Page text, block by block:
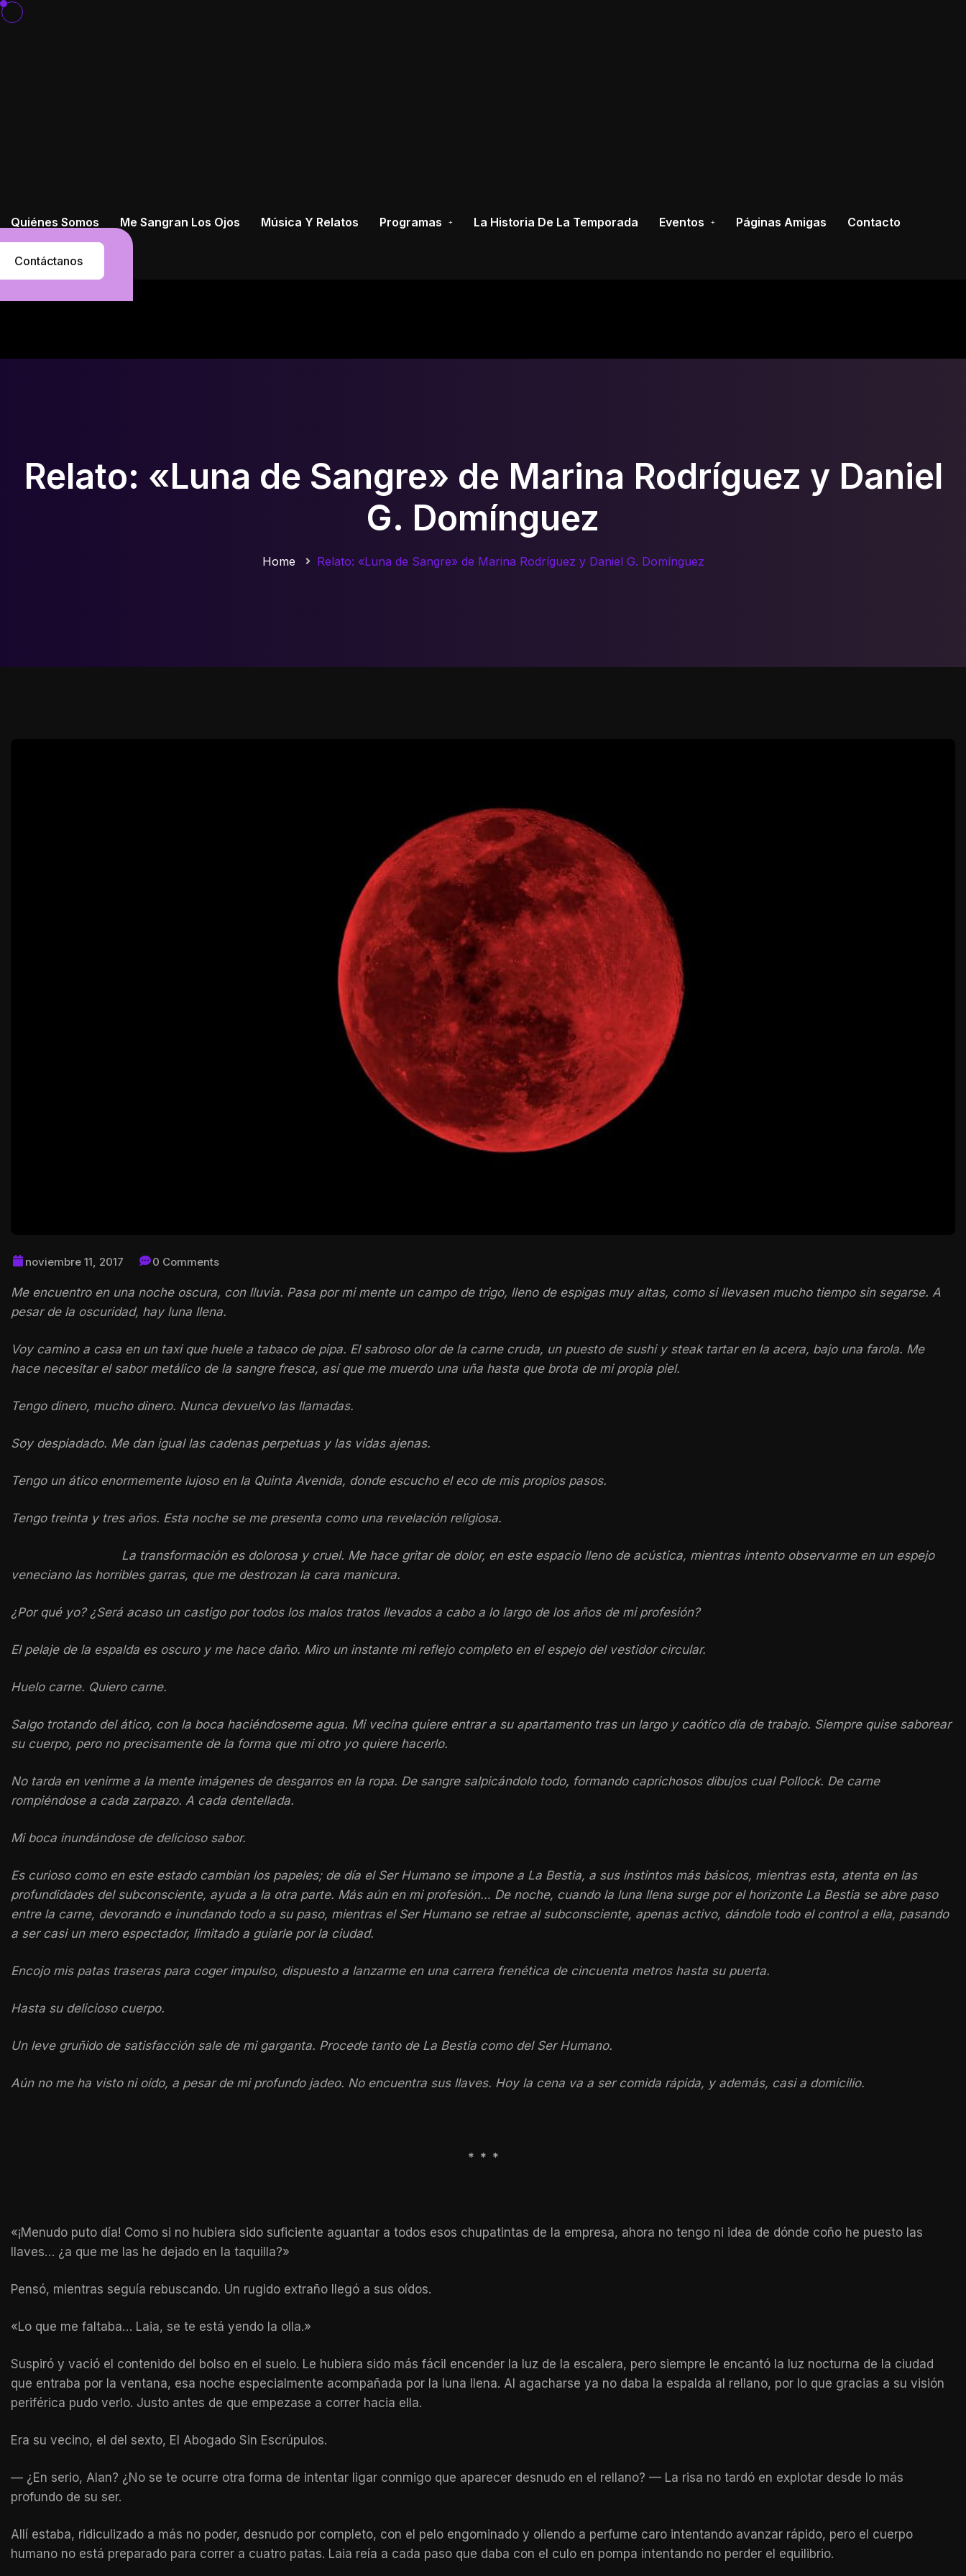
Quiénes Somos Me Sangran Los Ojos Música Y Relatos Programas La Historia De La Temporada Eventos Páginas Amigas Contacto
Contáctanos
Contáctanos
Relato: «Luna de Sangre» de Marina Rodríguez y Daniel
G. Domínguez
Home Relato: «Luna de Sangre» de Marina Rodríguez y Daniel G. Domínguez
noviembre 11, 2017 0 Comments
Me encuentro en una noche oscura, con lluvia. Pasa por mi mente un campo de trigo, lleno de espigas muy altas, como si llevasen mucho tiempo sin segarse. A
pesar de la oscuridad, hay luna llena.
Voy camino a casa en un taxi que huele a tabaco de pipa. El sabroso olor de la carne cruda, un puesto de sushi y steak tartar en la acera, bajo una farola. Me
hace necesitar el sabor metálico de la sangre fresca, así que me muerdo una uña hasta que brota de mi propia piel.
Tengo dinero, mucho dinero. Nunca devuelvo las llamadas.
Soy despiadado. Me dan igual las cadenas perpetuas y las vidas ajenas.
Tengo un ático enormemente lujoso en la Quinta Avenida, donde escucho el eco de mis propios pasos.
Tengo treinta y tres años. Esta noche se me presenta como una revelación religiosa.
La transformación es dolorosa y cruel. Me hace gritar de dolor, en este espacio lleno de acústica, mientras intento observarme en un espejo
veneciano las horribles garras, que me destrozan la cara manicura.
¿Por qué yo? ¿Será acaso un castigo por todos los malos tratos llevados a cabo a lo largo de los años de mi profesión?
El pelaje de la espalda es oscuro y me hace daño. Miro un instante mi reflejo completo en el espejo del vestidor circular.
Huelo carne. Quiero carne.
Salgo trotando del ático, con la boca haciéndoseme agua. Mi vecina quiere entrar a su apartamento tras un largo y caótico día de trabajo. Siempre quise saborear
su cuerpo, pero no precisamente de la forma que mi otro yo quiere hacerlo.
No tarda en venirme a la mente imágenes de desgarros en la ropa. De sangre salpicándolo todo, formando caprichosos dibujos cual Pollock. De carne
rompiéndose a cada zarpazo. A cada dentellada.
Mi boca inundándose de delicioso sabor.
Es curioso como en este estado cambian los papeles; de día el Ser Humano se impone a La Bestia, a sus instintos más básicos, mientras esta, atenta en las
profundidades del subconsciente, ayuda a la otra parte. Más aún en mi profesión… De noche, cuando la luna llena surge por el horizonte La Bestia se abre paso
entre la carne, devorando e inundando todo a su paso, mientras el Ser Humano se retrae al subconsciente, apenas activo, dándole todo el control a ella, pasando
a ser casi un mero espectador, limitado a guiarle por la ciudad.
Encojo mis patas traseras para coger impulso, dispuesto a lanzarme en una carrera frenética de cincuenta metros hasta su puerta.
Hasta su delicioso cuerpo.
Un leve gruñido de satisfacción sale de mi garganta. Procede tanto de La Bestia como del Ser Humano.
Aún no me ha visto ni oído, a pesar de mi profundo jadeo. No encuentra sus llaves. Hoy la cena va a ser comida rápida, y además, casi a domicilio.
* * *
«¡Menudo puto día! Como si no hubiera sido suficiente aguantar a todos esos chupatintas de la empresa, ahora no tengo ni idea de dónde coño he puesto las
llaves… ¿a que me las he dejado en la taquilla?»
Pensó, mientras seguía rebuscando. Un rugido extraño llegó a sus oídos.
«Lo que me faltaba… Laia, se te está yendo la olla.»
Suspiró y vació el contenido del bolso en el suelo. Le hubiera sido más fácil encender la luz de la escalera, pero siempre le encantó la luz nocturna de la ciudad
que entraba por la ventana, esa noche especialmente acompañada por la luna llena. Al agacharse ya no daba la espalda al rellano, por lo que gracias a su visión
periférica pudo verlo. Justo antes de que empezase a correr hacia ella.
Era su vecino, el del sexto, El Abogado Sin Escrúpulos.
— ¿En serio, Alan? ¿No se te ocurre otra forma de intentar ligar conmigo que aparecer desnudo en el rellano? — La risa no tardó en explotar desde lo más
profundo de su ser.
Allí estaba, ridiculizado a más no poder, desnudo por completo, con el pelo engominado y oliendo a perfume caro intentando avanzar rápido, pero el cuerpo
humano no está preparado para correr a cuatro patas. Laia reía a cada paso que daba con el culo en pompa intentando no perder el equilibrio.